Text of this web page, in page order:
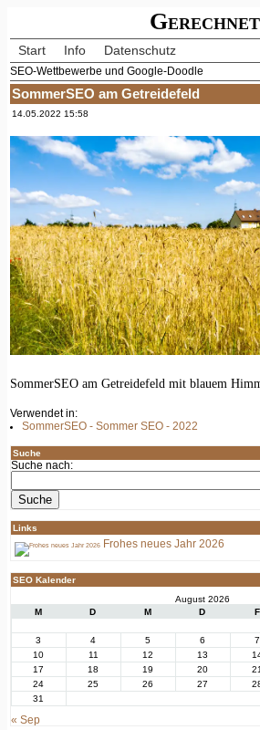
Gerechnet
Start Info Datenschutz
SEO-Wettbewerbe und Google-Doodle
SommerSEO am Getreidefeld
14.05.2022 15:58
SommerSEO am Getreidefeld mit blauem
Verwendet in:
SommerSEO - Sommer SEO - 2022
Suche
Suche nach:
Links
Frohes neues Jahr 2026
SEO Kalender
August 2026
M
D M D F
3
4 5 6 7
10
11 12 13
17
18 19 20
24
25 26 27
31
« Sep